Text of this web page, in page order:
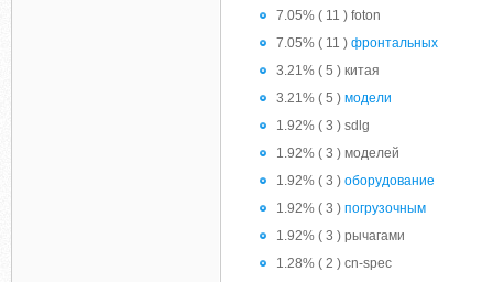
7.05% ( 11 ) foton
7.05% ( 11 ) фронтальных
3.21% ( 5 ) китая
3.21% ( 5 ) модели
1.92% ( 3 ) sdlg
1.92% ( 3 ) моделей
1.92% ( 3 ) оборудование
1.92% ( 3 ) погрузочным
1.92% ( 3 ) рычагами
1.28% ( 2 ) cn-spec